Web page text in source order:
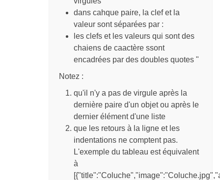
dans cahque paire, la clef et la
valeur sont séparées par :
les clefs et les valeurs qui sont des
chaiens de caactère ssont
encadrées par des doubles quotes "
Notez :
qu'il n'y a pas de virgule après la
dernière paire d'un objet ou après le
dernier élément d'une liste
que les retours à la ligne et les
indentations ne comptent pas.
L'exemple du tableau est équivalent
à